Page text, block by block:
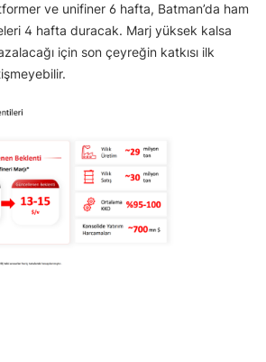
ve unifiner 6 hafta, Batman’da ham
4 hafta duracak. Marj yüksek kalsa
için son çeyreğin katkısı ilk